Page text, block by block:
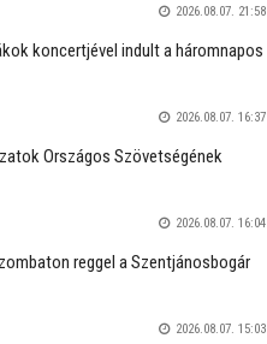
2026.08.07. 21:58
koncertjével indult a háromnapos
2026.08.07. 16:37
Országos Szövetségének
2026.08.07. 16:04
reggel a Szentjánosbogár
2026.08.07. 15:03